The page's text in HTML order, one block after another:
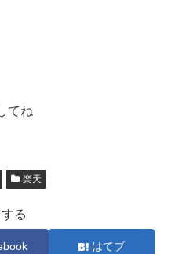
てね
楽天
る
はてブ